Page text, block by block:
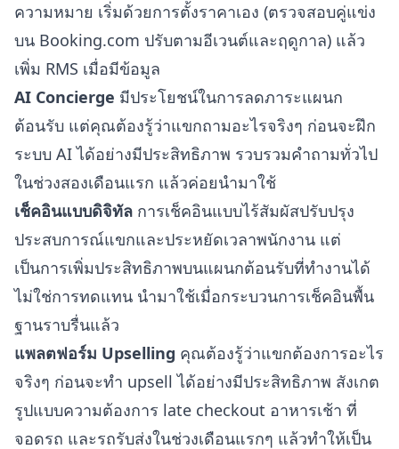
ความหมาย เริ่มด้วยการตั้งราคาเอง (ตรวจสอบคู่แข่ง
บน Booking.com ปรับตามอีเวนต์และฤดูกาล) แล้ว
เพิ่ม RMS เมื่อมีข้อมูล
AI Concierge มีประโยชน์ในการลดภาระแผนก
ต้อนรับ แต่คุณต้องรู้ว่าแขกถามอะไรจริงๆ ก่อนจะฝึก
ระบบ AIได้อย่างมีประสิทธิภาพ รวบรวมคำถามทั่วไป
ในช่วงสองเดือนแรก แล้วค่อยนำมาใช้
เช็คอินแบบดิจิทัล การเช็คอินแบบไร้สัมผัสปรับปรุง
ประสบการณ์แขกและประหยัดเวลาพนักงาน แต่
เป็นการเพิ่มประสิทธิภาพบนแผนกต้อนรับที่ทำงานได้
ไม่ใช่การทดแทน นำมาใช้เมื่อกระบวนการเช็คอินพื้น
ฐานราบรื่นแล้ว
แพลตฟอร์ม Upselling คุณต้องรู้ว่าแขกต้องการอะไร
จริงๆ ก่อนจะทำ upsell ได้อย่างมีประสิทธิภาพ สังเกต
รูปแบบความต้องการ late checkout อาหารเช้า ที่
จอดรถ และรถรับส่งในช่วงเดือนแรกๆ แล้วทำให้เป็น